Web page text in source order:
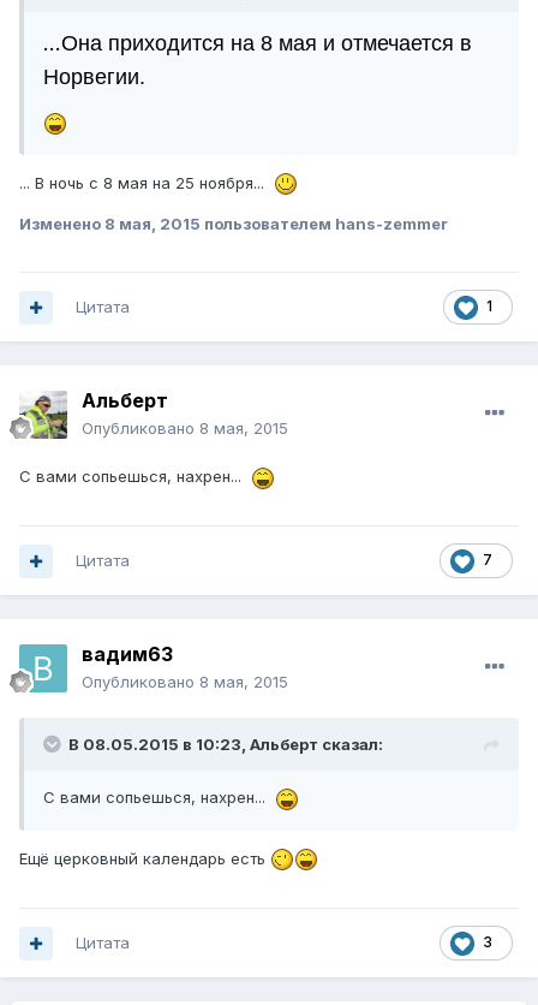
...Она приходится на 8 мая и отмечается в
Норвегии.
... В ночь с 8 мая на 25 ноября...
Изменено 8 мая, 2015 пользователем hans-zemmer
1
Цитата
Альберт
Опубликовано 8 мая, 2015
С вами сопьешься, нахрен...
7
Цитата
вадим63
Опубликовано 8 мая, 2015
В 08.05.2015 в 10:23, Альберт сказал:
С вами сопьешься, нахрен...
Ещё церковный календарь есть
3
Цитата